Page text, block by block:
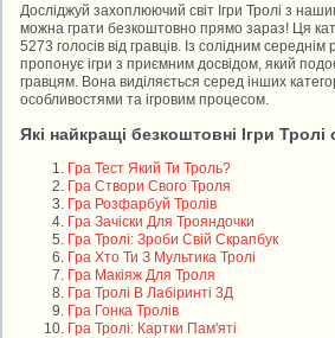
Досліджуй захоплюючий світ Ігри Тролі з
можна грати безкоштовно прямо зараз! Ця
5273 голосів від гравців. Із солідним
пропонує ігри з приємним досвідом, який
гравцям. Вона виділяється серед інших
особливостями та ігровим процесом.
Які найкращі безкоштовні Ігри Тролі
Гра Тест Який Ти Троль?
Гра Створи Свого Троля
Гра Розфарбуй Тролів
Гра Зачіски Для Трояндочки
Гра Тролі: Зроби Свій Скрапбук
Гра Хто Ти З Мультика Тролі
Гра Макіяж Для Троля
Гра Тролі В Лабіринті 3Д
Гра Гонка Тролів
Гра Тролі: Картки Пам'яті